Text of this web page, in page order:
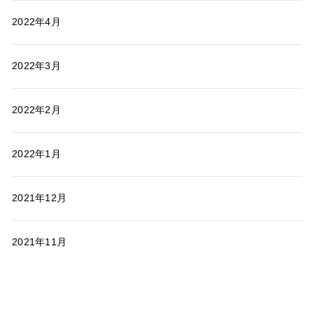
2022年4月
2022年3月
2022年2月
2022年1月
2021年12月
2021年11月